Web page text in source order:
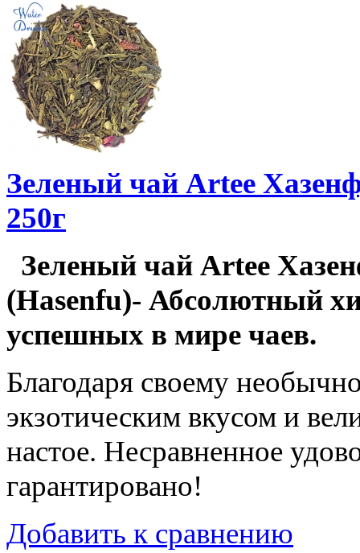
Зеленый чай Artee
250г
Зеленый чай Artee
(Hasenfu)- Абсолютный
успешных в мире чаев.
Благодаря своему
экзотическим вкусом и
настое. Несравненное
гарантировано!
Добавить к сравнению